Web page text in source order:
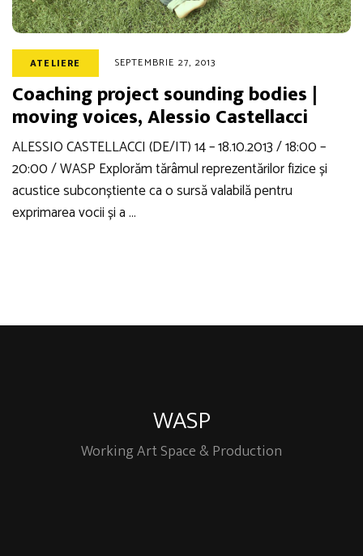
ATELIERE SEPTEMBRIE 27, 2013
Coaching project sounding bodies |
moving voices, Alessio Castellacci
ALESSIO CASTELLACCI (DE/IT) 14 – 18.10.2013 / 18:00 –
20:00 / WASP Explorăm tărâmul reprezentărilor fizice și
acustice subconștiente ca o sursă valabilă pentru
exprimarea vocii și a …
WASP
Working Art Space & Production